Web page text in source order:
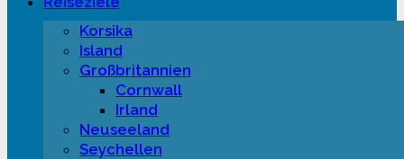
Korsika
Island
Großbritannien
Cornwall
Irland
Neuseeland
Seychellen